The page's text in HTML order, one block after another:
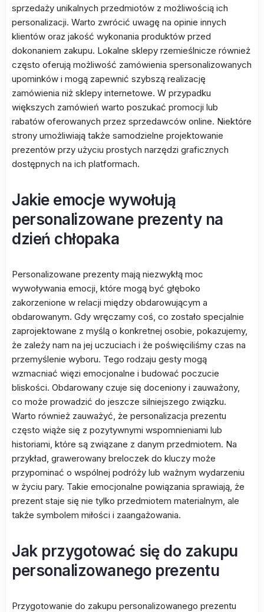
sprzedaży unikalnych przedmiotów z możliwością ich
personalizacji. Warto zwrócić uwagę na opinie innych
klientów oraz jakość wykonania produktów przed
dokonaniem zakupu. Lokalne sklepy rzemieślnicze również
często oferują możliwość zamówienia spersonalizowanych
upominków i mogą zapewnić szybszą realizację
zamówienia niż sklepy internetowe. W przypadku
większych zamówień warto poszukać promocji lub
rabatów oferowanych przez sprzedawców online. Niektóre
strony umożliwiają także samodzielne projektowanie
prezentów przy użyciu prostych narzędzi graficznych
dostępnych na ich platformach.
Jakie emocje wywołują
personalizowane prezenty na
dzień chłopaka
Personalizowane prezenty mają niezwykłą moc
wywoływania emocji, które mogą być głęboko
zakorzenione w relacji między obdarowującym a
obdarowanym. Gdy wręczamy coś, co zostało specjalnie
zaprojektowane z myślą o konkretnej osobie, pokazujemy,
że zależy nam na jej uczuciach i że poświęciliśmy czas na
przemyślenie wyboru. Tego rodzaju gesty mogą
wzmacniać więzi emocjonalne i budować poczucie
bliskości. Obdarowany czuje się doceniony i zauważony,
co może prowadzić do jeszcze silniejszego związku.
Warto również zauważyć, że personalizacja prezentu
często wiąże się z pozytywnymi wspomnieniami lub
historiami, które są związane z danym przedmiotem. Na
przykład, grawerowany breloczek do kluczy może
przypominać o wspólnej podróży lub ważnym wydarzeniu
w życiu pary. Takie emocjonalne powiązania sprawiają, że
prezent staje się nie tylko przedmiotem materialnym, ale
także symbolem miłości i zaangażowania.
Jak przygotować się do zakupu
personalizowanego prezentu
Przygotowanie do zakupu personalizowanego prezentu